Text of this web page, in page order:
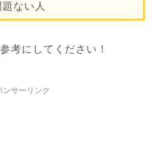
ない人
考にしてください！
ンサーリンク